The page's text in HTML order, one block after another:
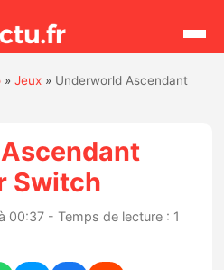
»Jeux » Underworld Ascendant
Switch
00:37 - Temps de lecture : 1